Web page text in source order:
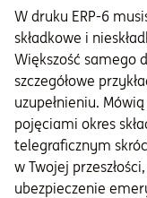
W druku ERP-6
składkowe i
Większość samego
szczegółowe
uzupełnieniu.
pojęciami okres
telegraficznym
w Twojej
ubezpieczenie